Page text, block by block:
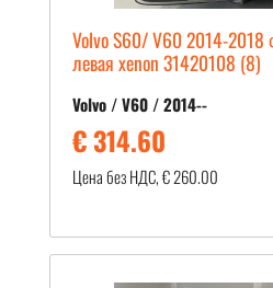
Volvo S60/ V60 2014-2018
левая xenon 31420108 (8)
Volvo / V60 / 2014--
€ 314.60
Цена без НДС, € 260.00